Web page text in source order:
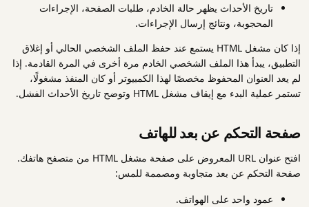
تاريخ الأحداث يظهر حالة الخادم، طلبات الصفحة، الإجراءات
المحجوبة، ونتائج إرسال الإجراءات.
إذا كان مشغل HTML يستمع عند حفظ الملف الشخصي الحالي أو إغلاق
التطبيق، يبدأ هذا الملف الشخصي الخادم مرة أخرى في المرة القادمة. إذا
لم يعد العنوان المحفوظ مخصصًا لهذا الكمبيوتر أو كان المنفذ مشغولًا،
تستمر عملية البدء مع إيقاف مشغل HTML وتوضح تاريخ الأحداث الفشل.
صفحة التحكم عن بعد للهاتف
افتح عنوان URL المعروض على صفحة مشغل HTML من متصفح هاتفك.
صفحة التحكم عن بعد متجاوبة ومصممة للمس:
عمود واحد على الهواتف.